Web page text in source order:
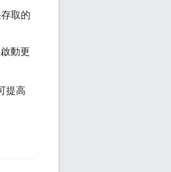
取的
動更
提高